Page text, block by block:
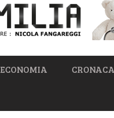
ECONOMIA CRONACA